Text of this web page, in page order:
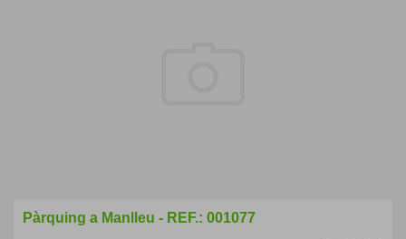
Pàrquing a Manlleu - REF.: 001077